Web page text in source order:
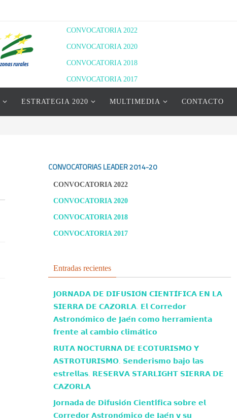
CONVOCATORIA 2022
CONVOCATORIA 2020
CONVOCATORIA 2018
CONVOCATORIA 2017
ESTRATEGIA 2020 MULTIMEDIA CONTACTO
CONVOCATORIAS LEADER2014-20
CONVOCATORIA 2022
CONVOCATORIA 2020
CONVOCATORIA 2018
CONVOCATORIA 2017
Entradas recientes
𝗝𝗢𝗥𝗡𝗔𝗗𝗔 𝗗𝗘 𝗗𝗜𝗙𝗨𝗦𝗜𝗢́𝗡 𝗖𝗜𝗘𝗡𝗧𝗜́𝗙𝗜𝗖𝗔 𝗘𝗡 𝗟𝗔
𝗦𝗜𝗘𝗥𝗥𝗔 𝗗𝗘 𝗖𝗔𝗭𝗢𝗥𝗟𝗔. 𝗘𝗹 𝗖𝗼𝗿𝗿𝗲𝗱𝗼𝗿
𝗔𝘀𝘁𝗿𝗼𝗻𝗼́𝗺𝗶𝗰𝗼 𝗱𝗲 𝗝𝗮𝗲́𝗻 𝗰𝗼𝗺𝗼 𝗵𝗲𝗿𝗿𝗮𝗺𝗶𝗲𝗻𝘁𝗮
𝗳𝗿𝗲𝗻𝘁𝗲 𝗮𝗹 𝗰𝗮𝗺𝗯𝗶𝗼 𝗰𝗹𝗶𝗺𝗮́𝘁𝗶𝗰𝗼
𝗥𝗨𝗧𝗔 𝗡𝗢𝗖𝗧𝗨𝗥𝗡𝗔 𝗗𝗘 𝗘𝗖𝗢𝗧𝗨𝗥𝗜𝗦𝗠𝗢 𝗬
𝗔𝗦𝗧𝗥𝗢𝗧𝗨𝗥𝗜𝗦𝗠𝗢. 𝗦𝗲𝗻𝗱𝗲𝗿𝗶𝘀𝗺𝗼 𝗯𝗮𝗷𝗼 𝗹𝗮𝘀
𝗲𝘀𝘁𝗿𝗲𝗹𝗹𝗮𝘀. 𝗥𝗘𝗦𝗘𝗥𝗩𝗔 𝗦𝗧𝗔𝗥𝗟𝗜𝗚𝗛𝗧 𝗦𝗜𝗘𝗥𝗥𝗔 𝗗𝗘
𝗖𝗔𝗭𝗢𝗥𝗟𝗔
𝗝𝗼𝗿𝗻𝗮𝗱𝗮 𝗱𝗲 𝗗𝗶𝗳𝘂𝘀𝗶𝗼́𝗻 𝗖𝗶𝗲𝗻𝘁𝗶́𝗳𝗶𝗰𝗮 𝘀𝗼𝗯𝗿𝗲 𝗲𝗹
𝗖𝗼𝗿𝗿𝗲𝗱𝗼𝗿 𝗔𝘀𝘁𝗿𝗼𝗻𝗼́𝗺𝗶𝗰𝗼 𝗱𝗲 𝗝𝗮𝗲́𝗻 𝘆 𝘀𝘂